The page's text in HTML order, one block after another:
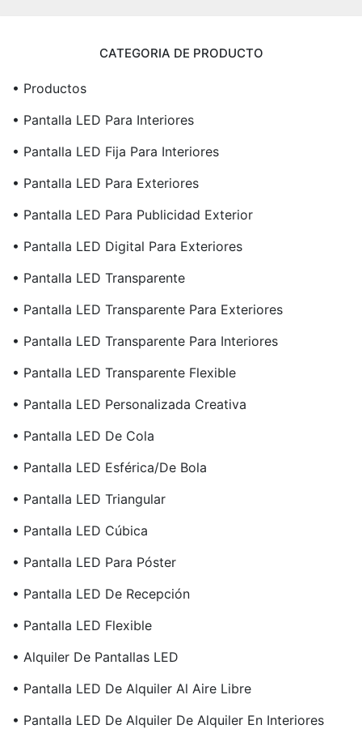
CATEGORIA DE PRODUCTO
• Productos
• Pantalla LED Para Interiores
• Pantalla LED Fija Para Interiores
• Pantalla LED Para Exteriores
• Pantalla LED Para Publicidad Exterior
• Pantalla LED Digital Para Exteriores
• Pantalla LED Transparente
• Pantalla LED Transparente Para Exteriores
• Pantalla LED Transparente Para Interiores
• Pantalla LED Transparente Flexible
• Pantalla LED Personalizada Creativa
• Pantalla LED De Cola
• Pantalla LED Esférica/de Bola
• Pantalla LED Triangular
• Pantalla LED Cúbica
• Pantalla LED Para Póster
• Pantalla LED De Recepción
• Pantalla LED Flexible
• Alquiler De Pantallas LED
• Pantalla LED De Alquiler Al Aire Libre
• Pantalla LED De Alquiler De Alquiler En Interiores